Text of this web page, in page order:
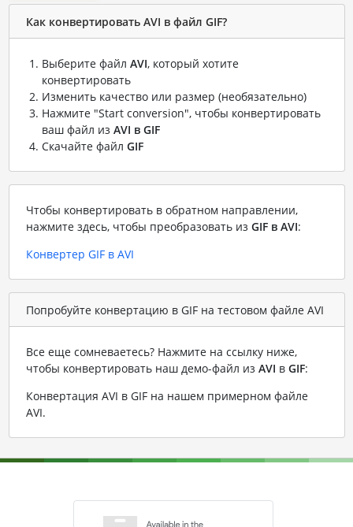
Как конвертировать AVI в файл GIF?
Выберите файл AVI, который хотите
конвертировать
Изменить качество или размер (необязательно)
Нажмите "Start conversion", чтобы конвертировать
ваш файл из AVI в GIF
Скачайте файл GIF
Чтобы конвертировать в обратном направлении,
нажмите здесь, чтобы преобразовать из GIF в AVI:
Конвертер GIF в AVI
Попробуйте конвертацию в GIF на тестовом файле AVI
Все еще сомневаетесь? Нажмите на ссылку ниже,
чтобы конвертировать наш демо-файл из AVI в GIF:
Конвертация AVI в GIF на нашем примерном файле
AVI.